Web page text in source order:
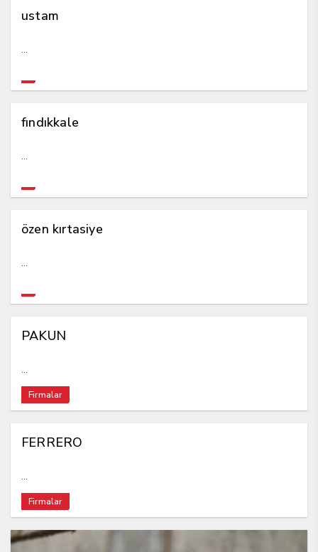
ustam
...
fındıkkale
...
özen kırtasiye
...
PAKUN
...
Firmalar
FERRERO
...
Firmalar